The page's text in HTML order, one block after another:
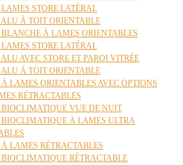
STORE LATÉRAL
ALU À TOIT ORIENTABLE
BLANCHE À LAMES ORIENTABLES
STORE LATÉRAL
AVEC STORE ET PAROI VITRÉE
ALU À TOIT ORIENTABLE
LAMES ORIENTABLES AVEC OPTIONS
RÉTRACTABLES
BIOCLIMATIQUE VUE DE NUIT
BIOCLIMATIQUE À LAMES ULTRA
LAMES RÉTRACTABLES
BIOCLIMATIQUE RÉTRACTABLE